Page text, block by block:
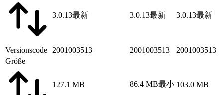
3.0.13最新 3.0.13最新 3.0.13最新
Versionscode 2001003513 2001003513
2001003513
Größe
127.1 MB 86.4 MB最小 103.0 MB